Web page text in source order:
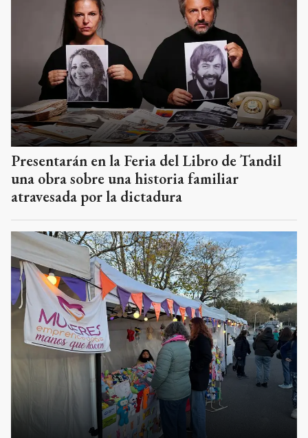
Presentarán en la Feria del Libro de Tandil
una obra sobre una historia familiar
atravesada por la dictadura